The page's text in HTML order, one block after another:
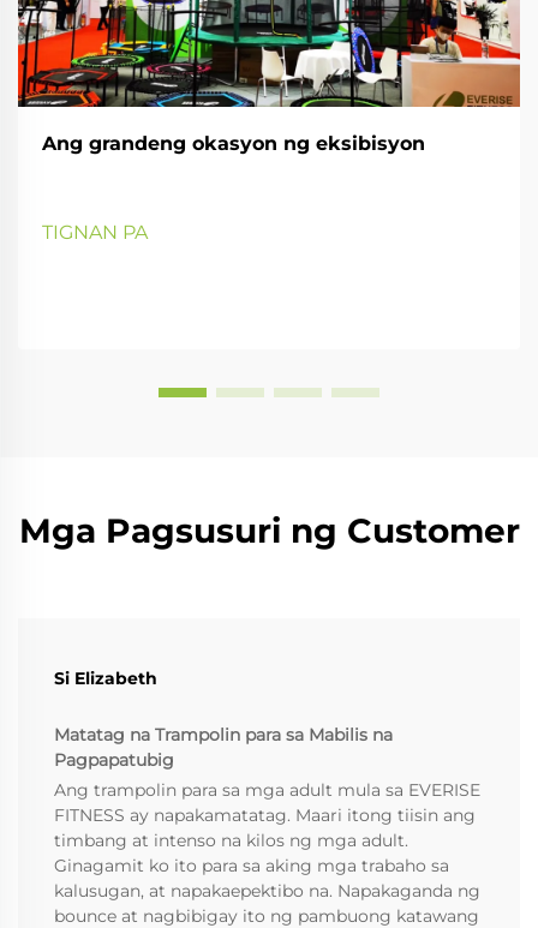
Ang grandeng okasyon ng eksibisyon
TIGNAN PA
Mga Pagsusuri ng Customer
Si Elizabeth
Matatag na Trampolin para sa Mabilis na
Pagpapatubig
Ang trampolin para sa mga adult mula sa EVERISE
FITNESS ay napakamatatag. Maari itong tiisin ang
timbang at intenso na kilos ng mga adult.
Ginagamit ko ito para sa aking mga trabaho sa
kalusugan, at napakaepektibo na. Napakaganda ng
bounce at nagbibigay ito ng pambuong katawang